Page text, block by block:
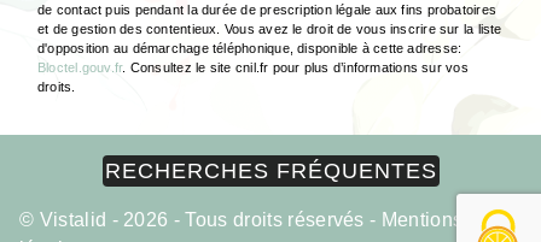
de contact puis pendant la durée de prescription légale aux fins probatoires
et de gestion des contentieux. Vous avez le droit de vous inscrire sur la liste
d'opposition au démarchage téléphonique, disponible à cette adresse:
Bloctel.gouv.fr. Consultez le site cnil.fr pour plus d’informations sur vos
droits.
RECHERCHES FRÉQUENTES
© Vistalid - 2026 - Tous droits réservés - Mentions